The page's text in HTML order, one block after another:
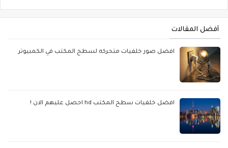
أفضل المقالات
افضل صور خلفيات متحركه لسطح المكتب في الكمبيوتر
افضل خلفيات سطح المكتب hd احصل عليهم الان !